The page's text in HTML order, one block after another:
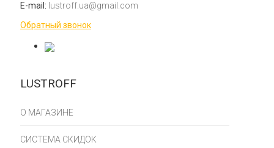
LUSTROFF
О МАГАЗИНЕ
СИСТЕМА СКИДОК
E-mail: lustroff.ua@gmail.com
Обратный звонок